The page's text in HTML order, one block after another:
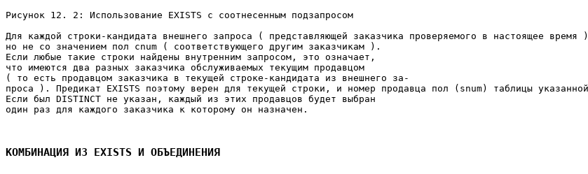
Рисунок 12. 2: Использование EXISTS с соотнесенным подзапросом
Для каждой строки-кандидата внешнего запроса ( представляющей заказчика проверяемого в настоящее
но не со значением пол cnum ( соответствующего другим заказчикам ).
Если любые такие строки найдены внутренним запросом, это означает,
что имеются два разных заказчика обслуживаемых текущим продавцом
( то есть продавцом заказчика в текущей строке-кандидата из внешнего за-
проса ). Предикат EXISTS поэтому верен для текущей строки, и номер продавца пол (snum) таблицы
Если был DISTINCT не указан, каждый из этих продавцов будет выбран
один раз для каждого заказчика к которому он назначен.
КОМБИНАЦИЯ ИЗ EXISTS И ОБЪЕДИНЕНИЯ